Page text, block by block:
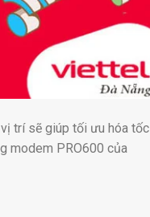
trí sẽ giúp tối ưu hóa tốc
modem PRO600 của